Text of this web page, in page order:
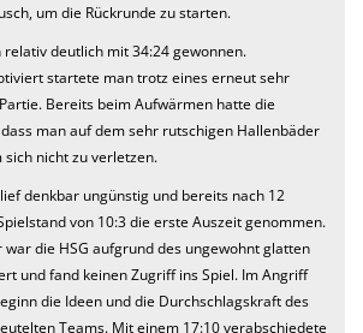
um die Rückrunde zu starten.
deutlich mit 34:24 gewonnen.
startete man trotz eines erneut sehr
Bereits beim Aufwärmen hatte die
man auf dem sehr rutschigen Hallenbäder
nicht zu verletzen.
denkbar ungünstig und bereits nach 12
von 10:3 die erste Auszeit genommen.
die HSG aufgrund des ungewohnt glatten
und fand keinen Zugriff ins Spiel. Im Angriff
die Ideen und die Durchschlagskraft des
Teams. Mit einem 17:10 verabschiedete